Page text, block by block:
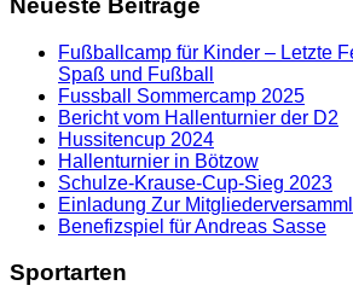
Neueste Beiträge
Fußballcamp für Kinder – Letzte
Spaß und Fußball
Fussball Sommercamp 2025
Bericht vom Hallenturnier der D2
Hussitencup 2024
Hallenturnier in Bötzow
Schulze-Krause-Cup-Sieg 2023
Einladung Zur
Benefizspiel für Andreas Sasse
Sportarten